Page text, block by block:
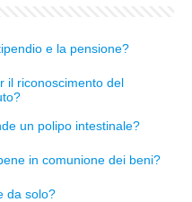
e la pensione?
il riconoscimento del
un polipo intestinale?
in comunione dei beni?
da solo?